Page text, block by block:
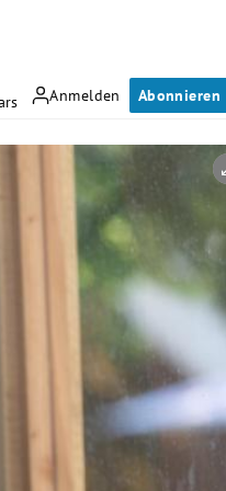
Anmelden Abonnieren